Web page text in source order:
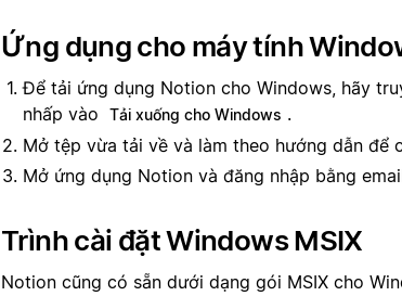
Ứng dụng cho máy tính
Để tải ứng dụng Notion cho Windows, hãy
nhấp vào
Tải xuống cho Windows .
Mở tệp vừa tải về và làm theo hướng dẫn để
Mở ứng dụng Notion và đăng nhập bằng
Trình cài đặt Windows MSIX
Notion cũng có sẵn dưới dạng gói MSIX cho